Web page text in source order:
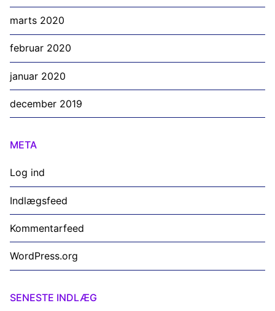
marts 2020
februar 2020
januar 2020
december 2019
META
Log ind
Indlægsfeed
Kommentarfeed
WordPress.org
SENESTE INDLÆG